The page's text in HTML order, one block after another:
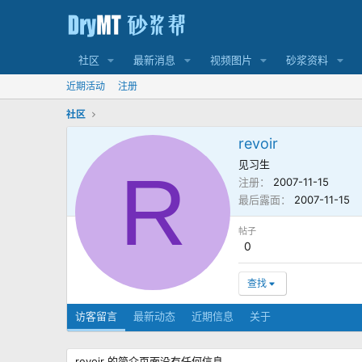
社区 最新消息 视频图片 砂浆资料
近期活动 注册
社区
R
revoir
见习生
注册
2007-11-15
最后露面
2007-11-15
帖子
0
查找
访客留言 最新动态 近期信息 关于